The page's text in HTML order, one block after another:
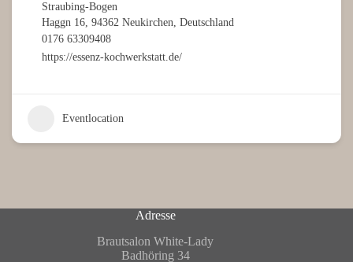
Straubing-Bogen
Haggn 16, 94362 Neukirchen, Deutschland
0176 63309408
https://essenz-kochwerkstatt.de/
Eventlocation
Adresse
Brautsalon White-Lady
Badhöring 34